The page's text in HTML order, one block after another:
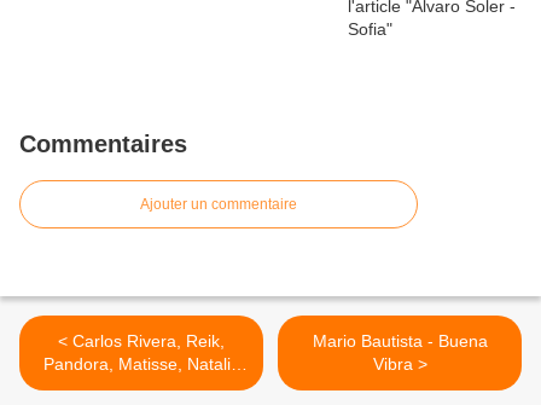
Commentaires
Ajouter un commentaire
< Carlos Rivera, Reik,
Pandora, Matisse, Natalia
Jiménez, Yuri, Ventino,
Mario Bautista - Buena
Vibra >